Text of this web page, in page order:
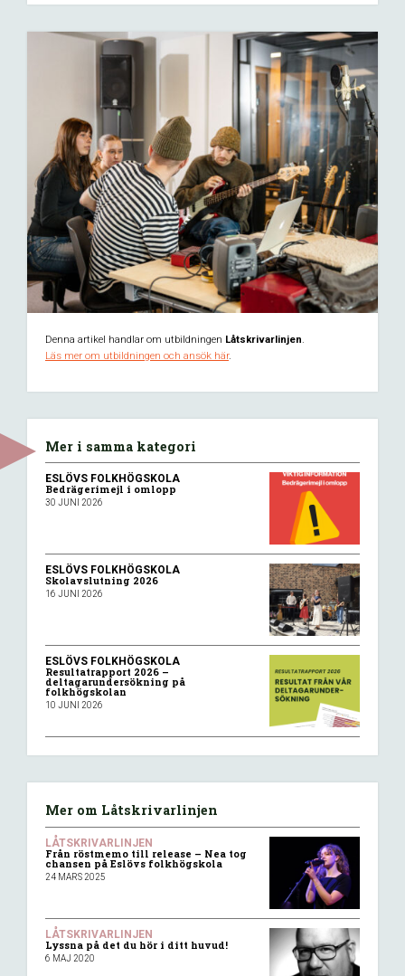
Denna artikel handlar om utbildningen Låtskrivarlinjen.
Läs mer om utbildningen och ansök här.
Mer i samma kategori
ESLÖVS FOLKHÖGSKOLA
Bedrägerimejl i omlopp
30 JUNI 2026
ESLÖVS FOLKHÖGSKOLA
Skolavslutning 2026
16 JUNI 2026
ESLÖVS FOLKHÖGSKOLA
Resultatrapport 2026 –
deltagarundersökning på
folkhögskolan
10 JUNI 2026
Mer om Låtskrivarlinjen
LÅTSKRIVARLINJEN
Från röstmemo till release – Nea tog
chansen på Eslövs folkhögskola
24 MARS 2025
LÅTSKRIVARLINJEN
Lyssna på det du hör i ditt huvud!
6 MAJ 2020